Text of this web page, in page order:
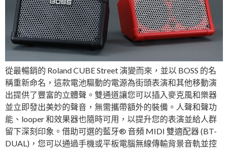
從最暢銷的 Roland CUBE Street 演變而來，並以 BOSS 的名
稱重新命名，這款電池驅動的電源為街頭表演和其他移動演
出提供了豐富的立體聲。雙通道讓您可以插入麥克風和樂器
並立即發出美妙的聲音，無需攜帶額外的裝備。人聲和聲功
能、looper 和效果器也隨時可用，以提升您的表演並給人群
留下深刻印象。借助可選的藍牙® 音頻 MIDI 雙適配器 (BT-
DUAL)，您可以通過手機或平板電腦無線傳輸背景音軌並控